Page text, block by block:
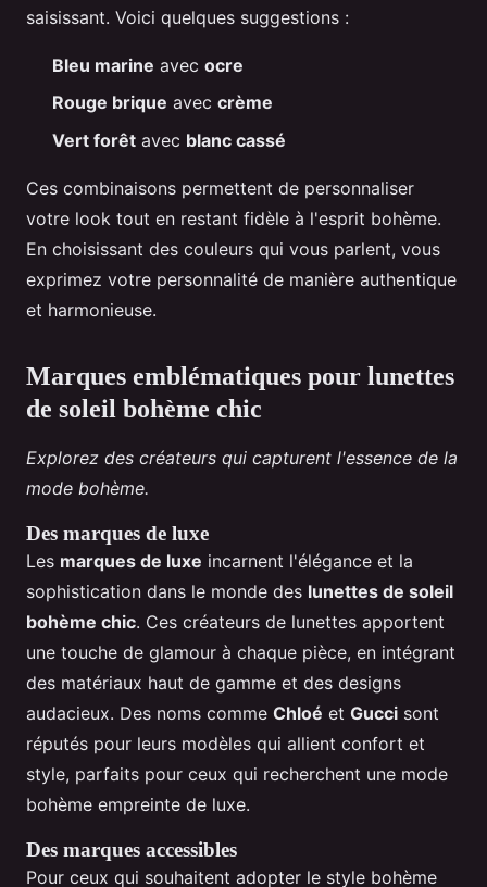
saisissant. Voici quelques suggestions :
Bleu marine avec ocre
Rouge brique avec crème
Vert forêt avec blanc cassé
Ces combinaisons permettent de personnaliser
votre look tout en restant fidèle à l'esprit bohème.
En choisissant des couleurs qui vous parlent, vous
exprimez votre personnalité de manière authentique
et harmonieuse.
Marques emblématiques pour lunettes
de soleil bohème chic
Explorez des créateurs qui capturent l'essence de la
mode bohème.
Des marques de luxe
Les marques de luxe incarnent l'élégance et la
sophistication dans le monde des lunettes de soleil
bohème chic. Ces créateurs de lunettes apportent
une touche de glamour à chaque pièce, en intégrant
des matériaux haut de gamme et des designs
audacieux. Des noms comme Chloé et Gucci sont
réputés pour leurs modèles qui allient confort et
style, parfaits pour ceux qui recherchent une mode
bohème empreinte de luxe.
Des marques accessibles
Pour ceux qui souhaitent adopter le style bohème